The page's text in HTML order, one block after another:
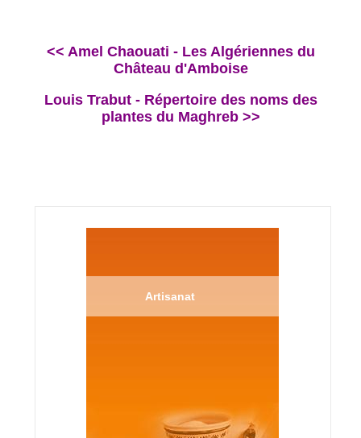
<< Amel Chaouati - Les Algériennes du
Château d'Amboise
Louis Trabut - Répertoire des noms des
plantes du Maghreb >>
Artisanat